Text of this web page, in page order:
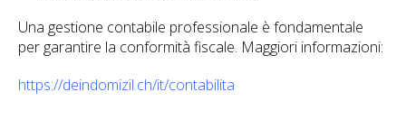
Una gestione contabile professionale è fondamentale
per garantire la conformità fiscale. Maggiori informazioni:
https://deindomizil.ch/it/contabilita